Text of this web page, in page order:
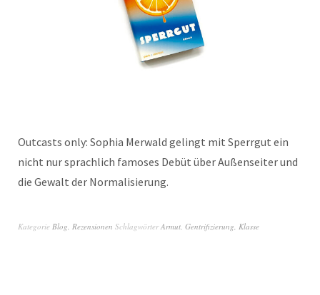
Outcasts only: Sophia Merwald gelingt mit Sperrgut ein
nicht nur sprachlich famoses Debüt über Außenseiter und
die Gewalt der Normalisierung.
Kategorie Blog, Rezensionen SchlagwörterArmut, Gentrifizierung, Klasse